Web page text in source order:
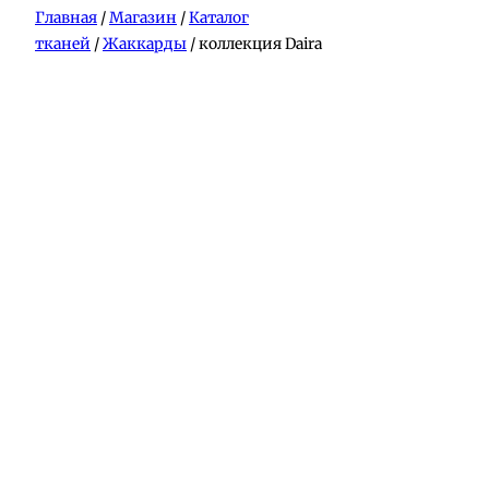
Главная /Магазин /Каталог
тканей /Жаккарды / коллекция Daira